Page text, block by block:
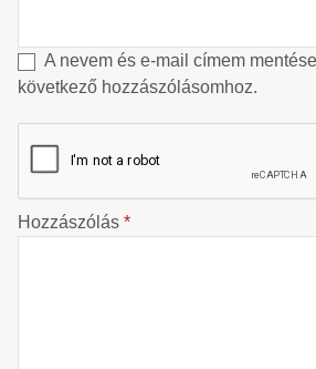
A nevem és e-mail címem
következő hozzászólásomhoz.
Hozzászólás *